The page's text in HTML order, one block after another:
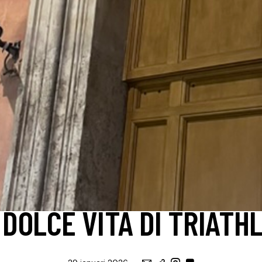
BLOG TRAINING, OP WEG NAAR ...
VITA DI